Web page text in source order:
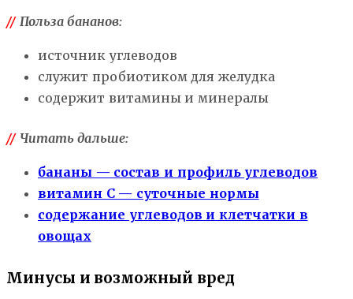
//Польза бананов:
источник углеводов
служит пробиотиком для желудка
содержит витамины и минералы
//Читать дальше:
бананы — состав и профиль углеводов
витамин С — суточные нормы
содержание углеводов и клетчатки в
овощах
Минусы и возможный вред